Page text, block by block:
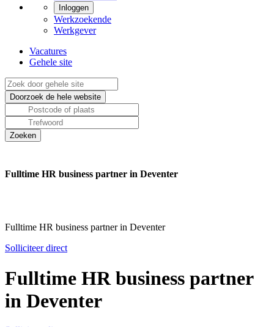
Inloggen
Werkzoekende
Werkgever
Vacatures
Gehele site
Fulltime HR business partner in Deventer
Fulltime HR business partner in Deventer
Solliciteer direct
Fulltime HR business partner
in Deventer